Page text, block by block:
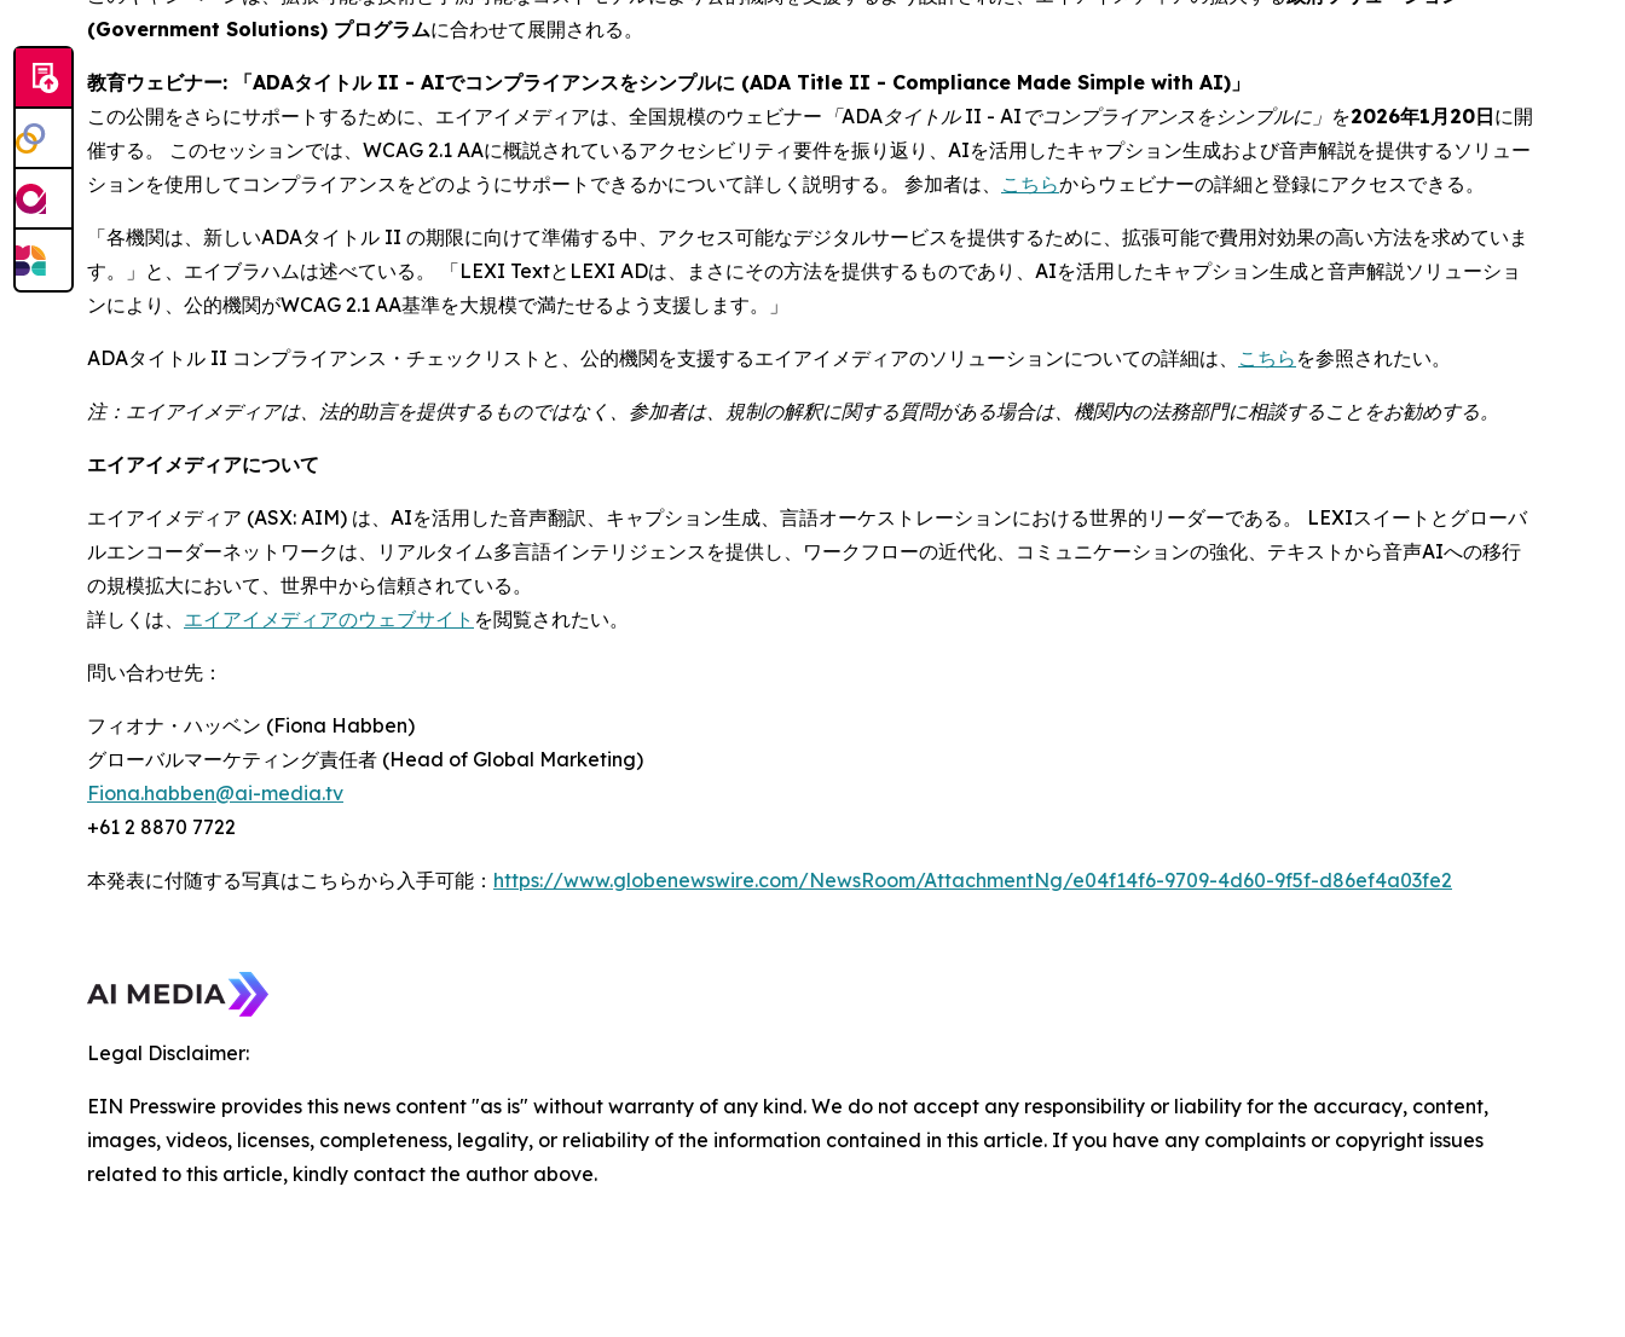
(Government Solutions) プログラムに合わせて展開される。
教育ウェビナー: 「ADAタイトル II - AIでコンプライアンスをシンプルに (ADA Title II - Compliance Made Simple with AI)」
この公開をさらにサポートするために、エイアイメディアは、全国規模のウェビナー 「ADAタイトル II - AIでコンプライアンスをシンプルに」 を2026年1月20日に開
催する。 このセッションでは、WCAG 2.1 AAに概説されているアクセシビリティ要件を振り返り、AIを活用したキャプション生成および音声解説を提供するソリュー
ションを使用してコンプライアンスをどのようにサポートできるかについて詳しく説明する。 参加者は、 こちらからウェビナーの詳細と登録にアクセスできる。
「各機関は、新しいADAタイトル II の期限に向けて準備する中、アクセス可能なデジタルサービスを提供するために、拡張可能で費用対効果の高い方法を求めていま
す。」と、エイブラハムは述べている。 「LEXI TextとLEXI ADは、まさにその方法を提供するものであり、AIを活用したキャプション生成と音声解説ソリューショ
ンにより、公的機関がWCAG 2.1 AA基準を大規模で満たせるよう支援します。」
ADAタイトル II コンプライアンス・チェックリストと、公的機関を支援するエイアイメディアのソリューションについての詳細は、 こちら を参照されたい。
注：エイアイメディアは、法的助言を提供するものではなく、参加者は、規制の解釈に関する質問がある場合は、機関内の法務部門に相談することをお勧めする。
エイアイメディアについて
エイアイメディア (ASX: AIM) は、AIを活用した音声翻訳、キャプション生成、言語オーケストレーションにおける世界的リーダーである。 LEXIスイートとグローバ
ルエンコーダーネットワークは、リアルタイム多言語インテリジェンスを提供し、ワークフローの近代化、コミュニケーションの強化、テキストから音声AIへの移行
の規模拡大において、世界中から信頼されている。
詳しくは、 エイアイメディアのウェブサイト を閲覧されたい。
問い合わせ先：
フィオナ・ハッベン (Fiona Habben)
グローバルマーケティング責任者 (Head of Global Marketing)
Fiona.habben@ai-media.tv
+61 2 8870 7722
本発表に付随する写真はこちらから入手可能： https://www.globenewswire.com/NewsRoom/AttachmentNg/e04f14f6-9709-4d60-9f5f-d86ef4a03fe2
Legal Disclaimer:
EIN Presswire provides this news content "as is" without warranty of any kind. We do not accept any responsibility or liability for the accuracy, content,
images, videos, licenses, completeness, legality, or reliability of the information contained in this article. If you have any complaints or copyright issues
related to this article, kindly contact the author above.